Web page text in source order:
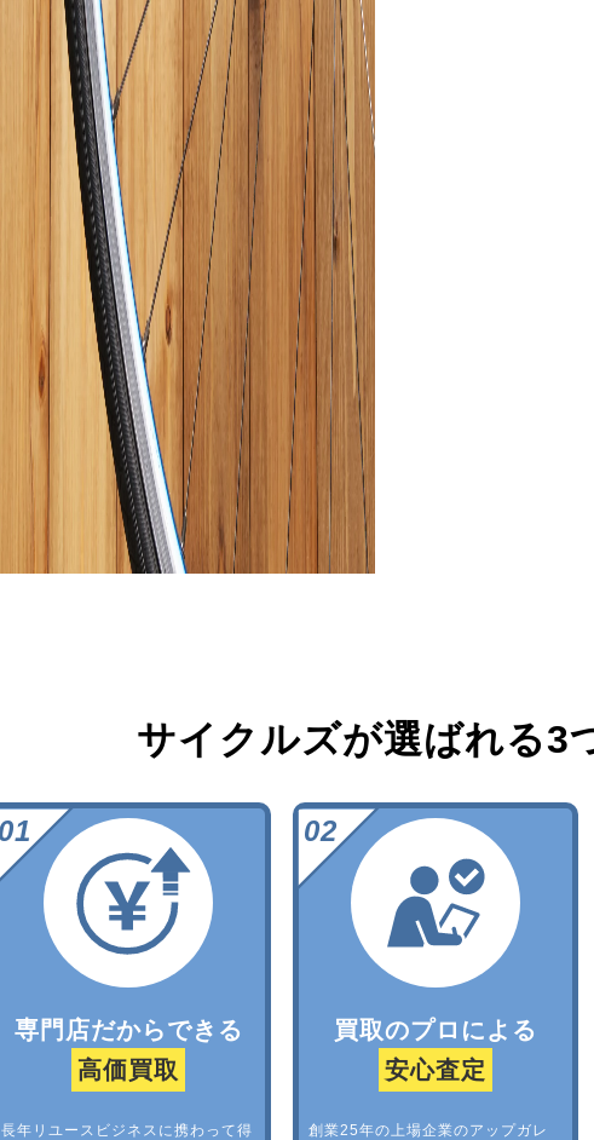
サイクルズが選ばれる3
専門店だからできる
高価買取
長年リユースビジネスに携わって得
買取のプロによる
安心査定
創業25年の上場企業のアップガレ